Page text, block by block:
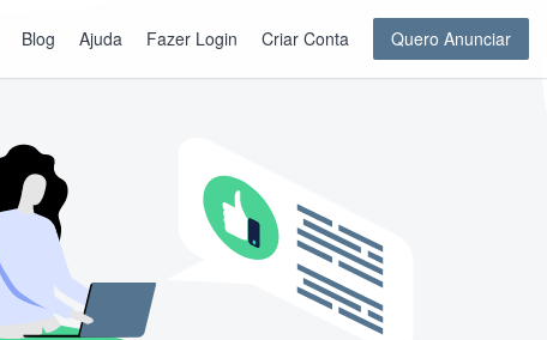
Blog Ajuda Fazer Login Criar Conta Quero Anunciar